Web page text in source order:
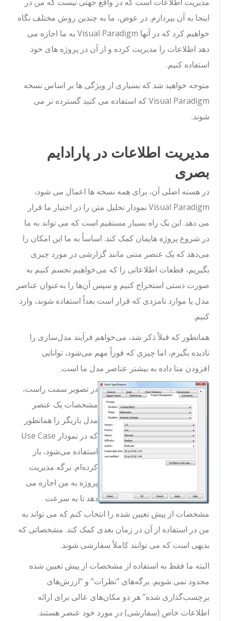
اینجا به آن بپردازم. در عوض، ما به چندین روش مختلف نگاه
خواهیم کرد که در آنها Visual Paradigm به ما اجازه می
دهد اطلاعات را مدیریت کرده و از آن در پروژه های خود
استفاده کنیم.
متوجه خواهید شد که بسیاری از ویژگی ها بر اساس نسخه
Visual Paradigm که استفاده می کنید گسترده تر می
شوند.
مدیریت اطلاعات در پارادایم
بصری
در هسته اصلی آن، برای همه نسخه ها اعمال می شود،
Visual Paradigm نمودار تحلیل متن را در اختیار ما قرار
می دهد. این یک راه بسیار مستقیم است که می تواند به ما
در شروع پروژه هایمان کمک کند. اساساً به ما این امکان را
می‌دهد که یک عنصر متنی مانند گزارشی در مورد چیزی
بگیریم، قطعات اطلاعاتی را که می‌خواهیم تجسم کنیم به
صورت دستی استخراج کنیم و سپس آن‌ها را به‌عنوان عناصر
مدل یا موارد نامزدی که قرار است بعداً استفاده شوند، وارد
کنیم.
همانطور که قبلاً ذکر شد، می‌خواهم فرآیند مدل‌سازی را
نادیده بگیرم، اما چیزی که فوراً مهم می‌شود، توانایی
افزودن متا داده به بیشتر عناصر مدل ما است.
در تصویر سمت راست،
مشخصات یک عنصر
مدل بازیگر را همانطور
که در نمودار Use Case
استفاده می‌شود، باز
کرده‌ام. برگه مدیریت
پروژه به من اجازه می
دهد تا به سرعت
مشخصات از پیش تعیین شده را انتخاب کنم که می تواند به
من در استفاده از آن در زمان بعدی کمک کند. مشخصاتی که
بدیهی است که می توانند کاملاً سفارشی شوند.
البته ما فقط به استفاده از مشخصات از پیش تعیین شده
محدود نمی شویم. برگه‌های “نظرات” و “ارزش‌های
برچسب‌گذاری شده” هر دو مکان‌های عالی برای ارائه
اطلاعات خاص (سفارشی) در مورد خود عنصر هستند.